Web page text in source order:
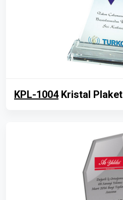
KPL-1004Kristal Plaket